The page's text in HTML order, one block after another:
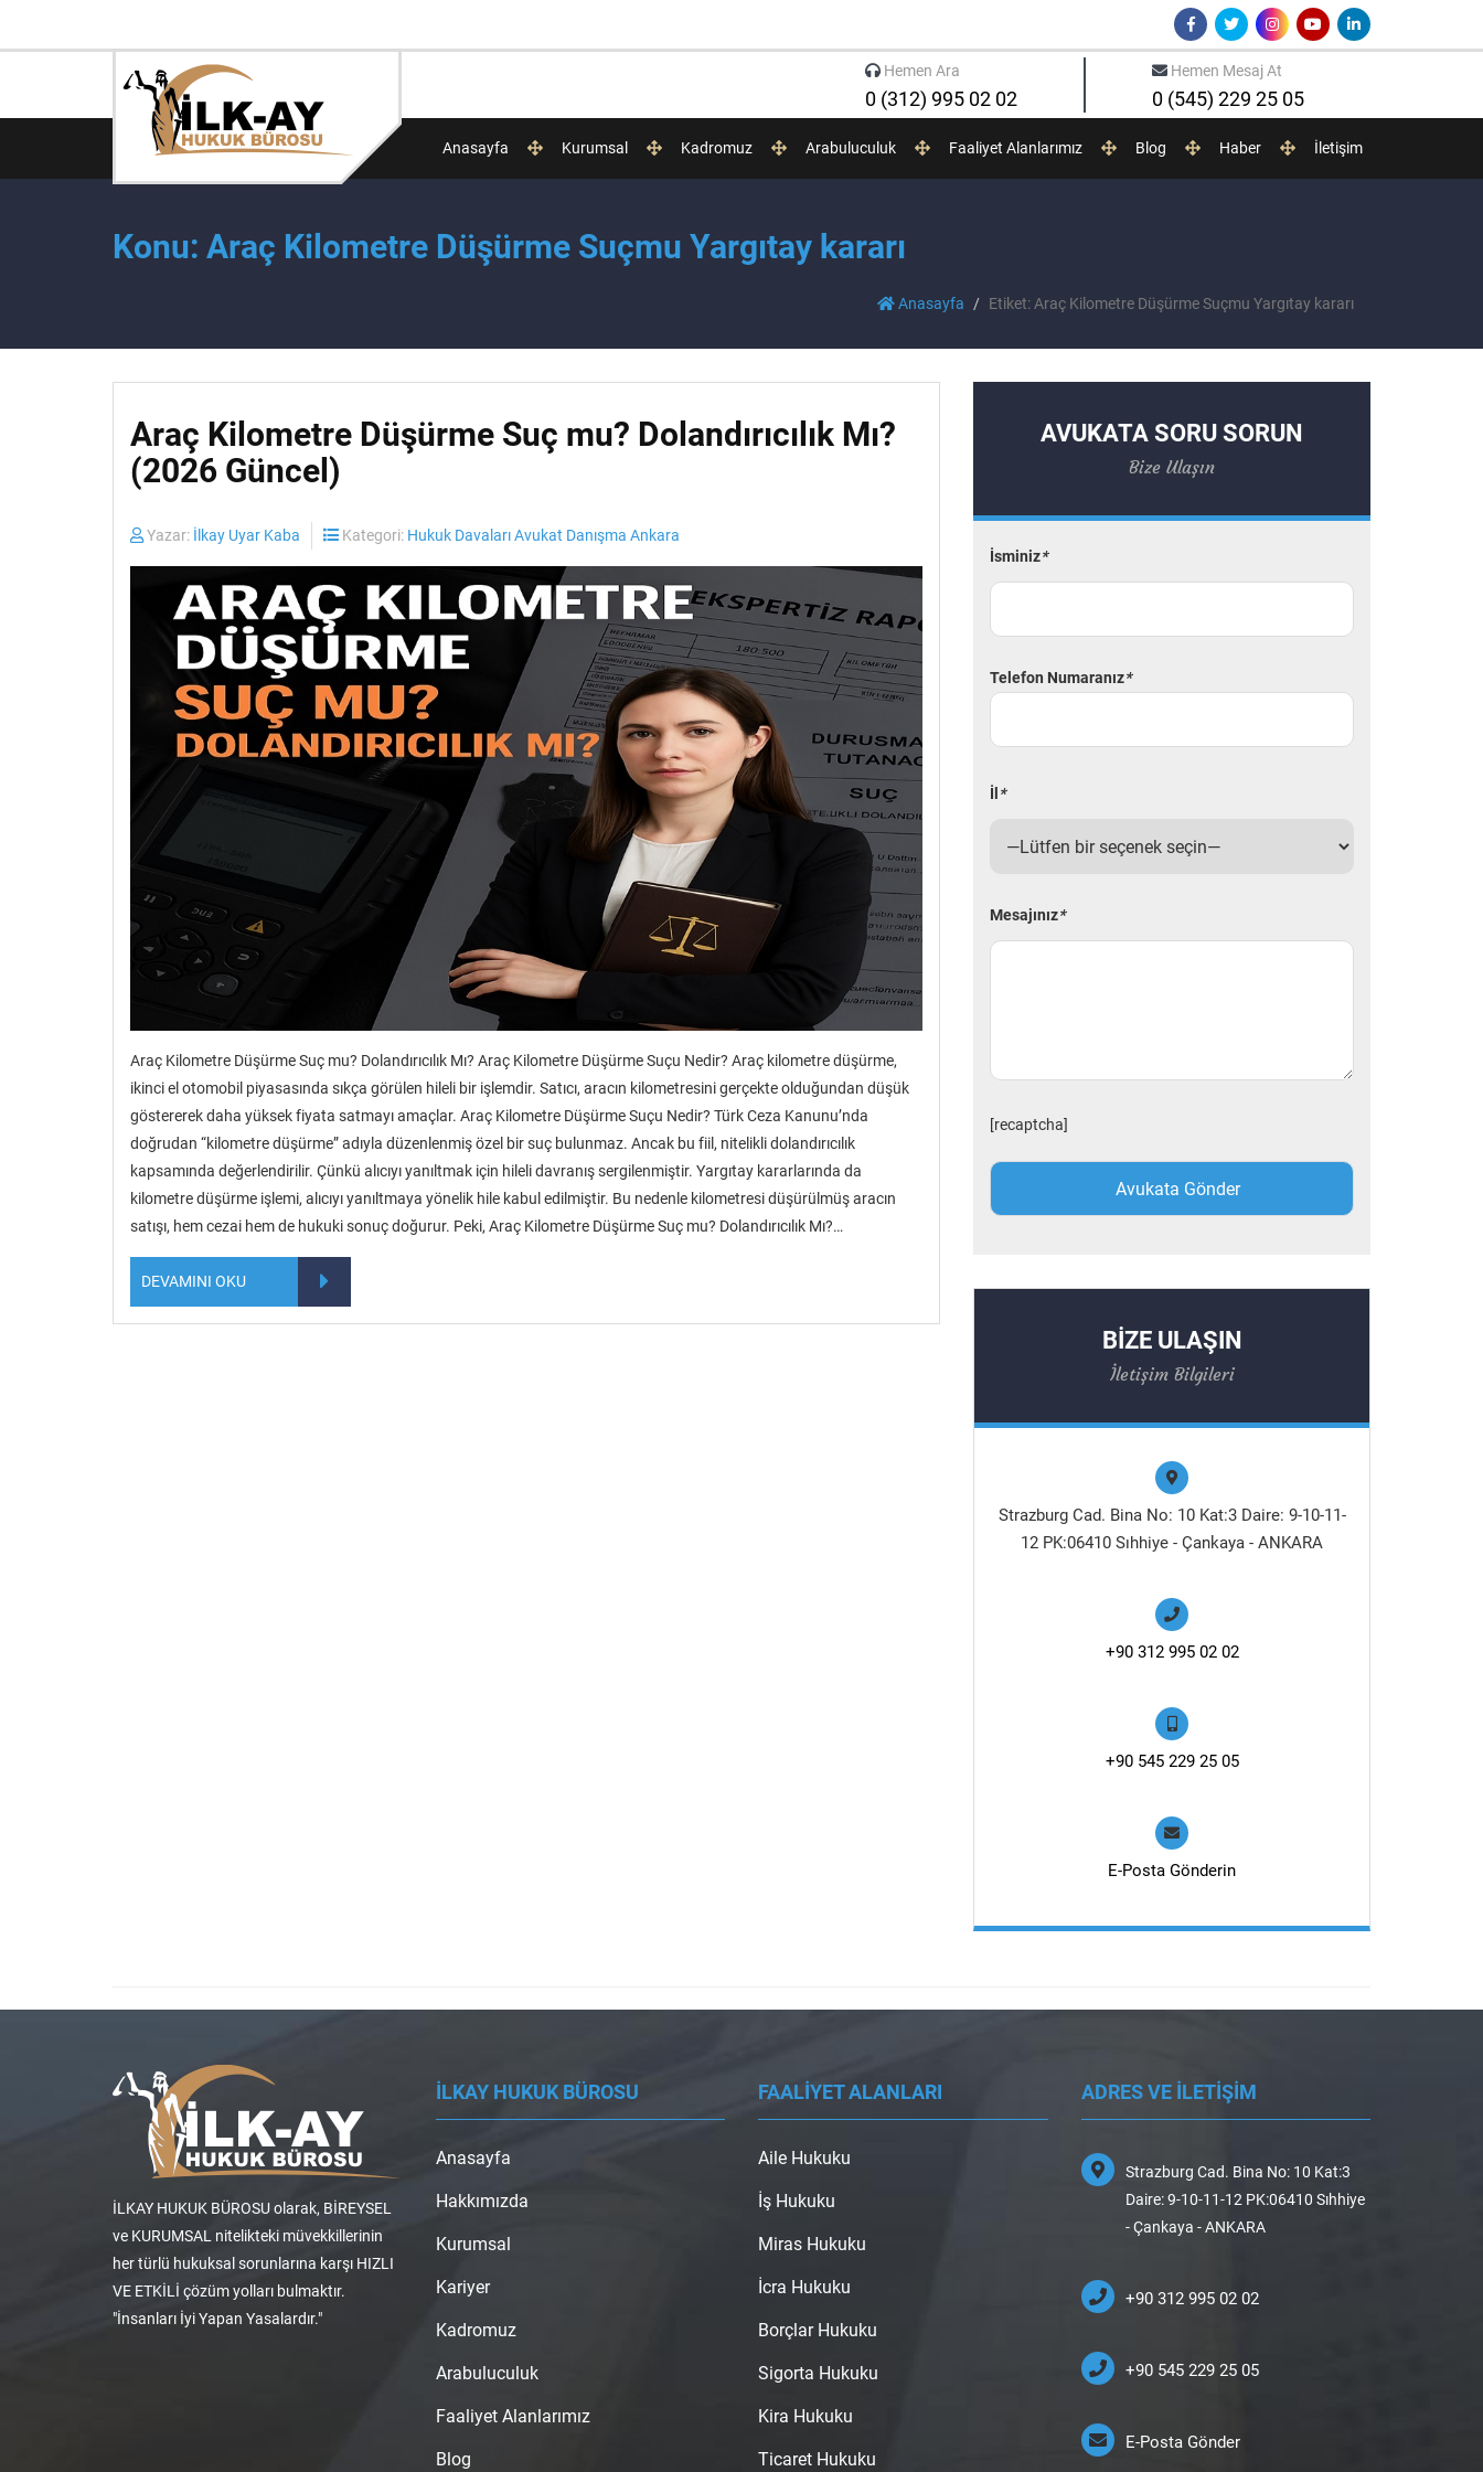
Hemen Ara
0 (312) 995 02 02
Hemen Mesaj At
0 (545) 229 25 05
Anasayfa Kurumsal Kadromuz Arabuluculuk Faaliyet Alanlarımız Blog Haber İletişim
Konu: Araç Kilometre Düşürme Suçmu Yargıtay kararı
Anasayfa Etiket: Araç Kilometre Düşürme Suçmu Yargıtay kararı
Araç Kilometre Düşürme Suç mu? Dolandırıcılık Mı?
(2026 Güncel)
Yazar: İlkay Uyar Kaba Kategori: Hukuk Davaları Avukat Danışma Ankara
Araç Kilometre Düşürme Suç mu? Dolandırıcılık Mı? Araç Kilometre Düşürme Suçu Nedir? Araç kilometre düşürme,
ikinci el otomobil piyasasında sıkça görülen hileli bir işlemdir. Satıcı, aracın kilometresini gerçekte olduğundan düşük
göstererek daha yüksek fiyata satmayı amaçlar. Araç Kilometre Düşürme Suçu Nedir? Türk Ceza Kanunu’nda
doğrudan “kilometre düşürme” adıyla düzenlenmiş özel bir suç bulunmaz. Ancak bu fiil, nitelikli dolandırıcılık
kapsamında değerlendirilir. Çünkü alıcıyı yanıltmak için hileli davranış sergilenmiştir. Yargıtay kararlarında da
kilometre düşürme işlemi, alıcıyı yanıltmaya yönelik hile kabul edilmiştir. Bu nedenle kilometresi düşürülmüş aracın
satışı, hem cezai hem de hukuki sonuç doğurur. Peki, Araç Kilometre Düşürme Suç mu? Dolandırıcılık Mı?…
DEVAMINI OKU
AVUKATA SORU SORUN
Bize Ulaşın
İsminiz*
Telefon Numaranız*
İl *
Mesajınız*
[recaptcha]
BİZE ULAŞIN
İletişim Bilgileri
Strazburg Cad. Bina No: 10 Kat:3 Daire: 9-10-11-
12 PK:06410 Sıhhiye - Çankaya - ANKARA
+90 312 995 02 02
+90 545 229 25 05
E-Posta Gönderin
İLKAY HUKUK BÜROSU olarak, BİREYSEL
ve KURUMSAL nitelikteki müvekkillerinin
her türlü hukuksal sorunlarına karşı HIZLI
VE ETKİLİ çözüm yolları bulmaktır.
"İnsanları İyi Yapan Yasalardır."
İLKAY HUKUK BÜROSU
Anasayfa
Hakkımızda
Kurumsal
Kariyer
Kadromuz
Arabuluculuk
Faaliyet Alanlarımız
Blog
FAALİYET ALANLARI
Aile Hukuku
İş Hukuku
Miras Hukuku
İcra Hukuku
Borçlar Hukuku
Sigorta Hukuku
Kira Hukuku
Ticaret Hukuku
ADRES VE İLETİŞİM
Strazburg Cad. Bina No: 10 Kat:3
Daire: 9-10-11-12 PK:06410 Sıhhiye
- Çankaya - ANKARA
+90 312 995 02 02
+90 545 229 25 05
E-Posta Gönder